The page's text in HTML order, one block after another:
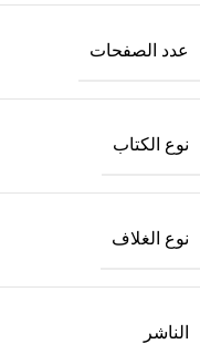
عدد الصفحات
نوع الكتاب
نوع الغلاف
الناشر